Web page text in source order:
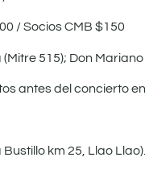
/ Socios CMB $150
515); Don
antes del concierto
km 25, Llao Llao).